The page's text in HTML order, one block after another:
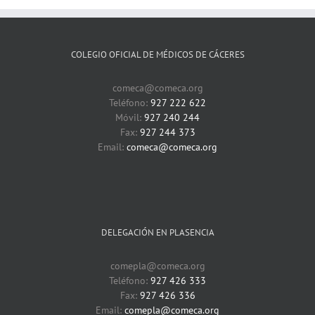
COLEGIO OFICIAL DE MÉDICOS DE CÁCERES
comeca@comeca.org
Teléfono: 927 222 622
Móvil: 927 240 244
Fax: 927 244 373
Email: comeca@comeca.org
DELEGACIÓN EN PLASENCIA
comepla@comeca.org
Teléfono: 927 426 333
Fax: 927 426 336
Email: comepla@comeca.org